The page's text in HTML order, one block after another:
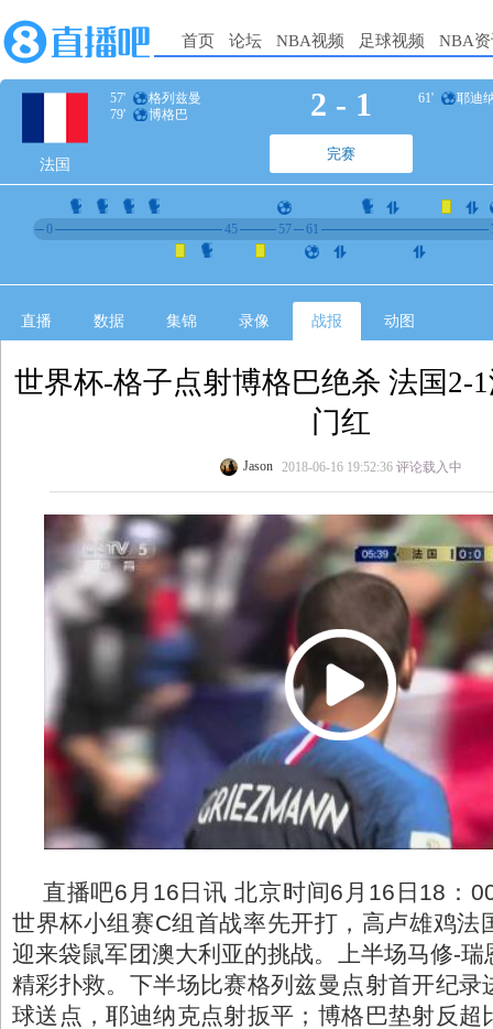
首页 论坛 NBA视频 足球视频 NBA
法国
57'
格列兹曼
79'
博格巴 2 - 1
完赛
61' 耶迪
0 45 57 61
直播 数据 集锦 录像 战报 动图
世界杯-格子点射博格巴绝杀 法国2-
门红
Jason 2018-06-16 19:52:36评论载入中
直播吧6月16日讯 北京时间6月16日18：
世界杯小组赛C组首战率先开打，高卢雄鸡法
迎来袋鼠军团澳大利亚的挑战。上半场马修-瑞
精彩扑救。下半场比赛格列兹曼点射首开纪录
球送点，耶迪纳克点射扳平；博格巴垫射反超